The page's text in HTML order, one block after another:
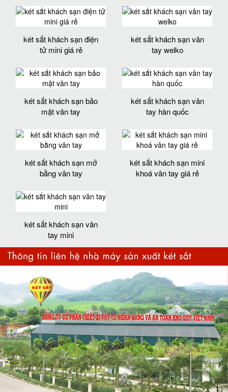
két sắt khách sạn điện
tử mini giá rẻ
két sắt khách sạn vân
tay welko
két sắt khách sạn bảo
mật vân tay
két sắt khách sạn vân
tay hàn quốc
két sắt khách sạn mở
bằng vân tay
két sắt khách sạn mini
khoá vân tay giá rẻ
két sắt khách sạn vân
tay mini